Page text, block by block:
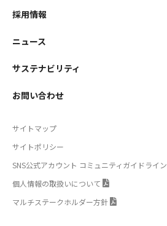
採用情報
ニュース
サステナビリティ
お問い合わせ
サイトマップ
サイトポリシー
SNS公式アカウント コミュニティガイドライン
個人情報の取扱いについて
マルチステークホルダー方針